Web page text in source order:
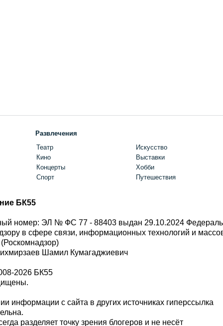
Развлечения
Театр
Кино
Концерты
Спорт
Искусство
Выставки
Хобби
Путешествия
БК55
номер: ЭЛ № ФС 77 - 88403 выдан 29.10.2024
в сфере связи, информационных технологий и
Шамил Кумагаджиевич
2026 БК55
информации с сайта в других источниках гиперссылка
разделяет точку зрения блогеров и не несёт